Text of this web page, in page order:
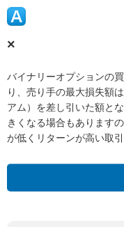
×
バイナリーオプションの
り、売り手の最大損失額
アム）を差し引いた額と
きくなる場合もあります
が低くリターンが高い取